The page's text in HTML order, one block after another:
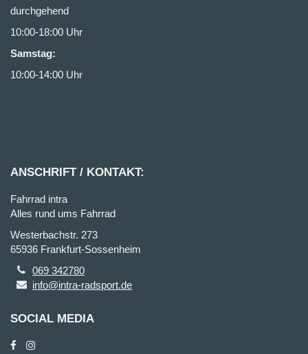
durchgehend
10:00-18:00 Uhr
Samstag:
10:00-14:00 Uhr
ANSCHRIFT / KONTAKT:
Fahrrad intra
Alles rund ums Fahrrad
Westerbachstr. 273
65936 Frankfurt-Sossenheim
069 342780
info@intra-radsport.de
SOCIAL MEDIA